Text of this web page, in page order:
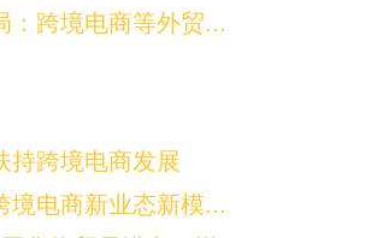
：跨境电商等外贸...
持跨境电商发展
境电商新业态新模...